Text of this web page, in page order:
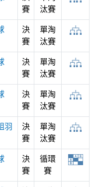
賽
汰賽
決
賽
單淘
汰賽
決
賽
單淘
汰賽
決
賽
單淘
汰賽
羽
決
賽
單淘
汰賽
決
賽
循環
賽